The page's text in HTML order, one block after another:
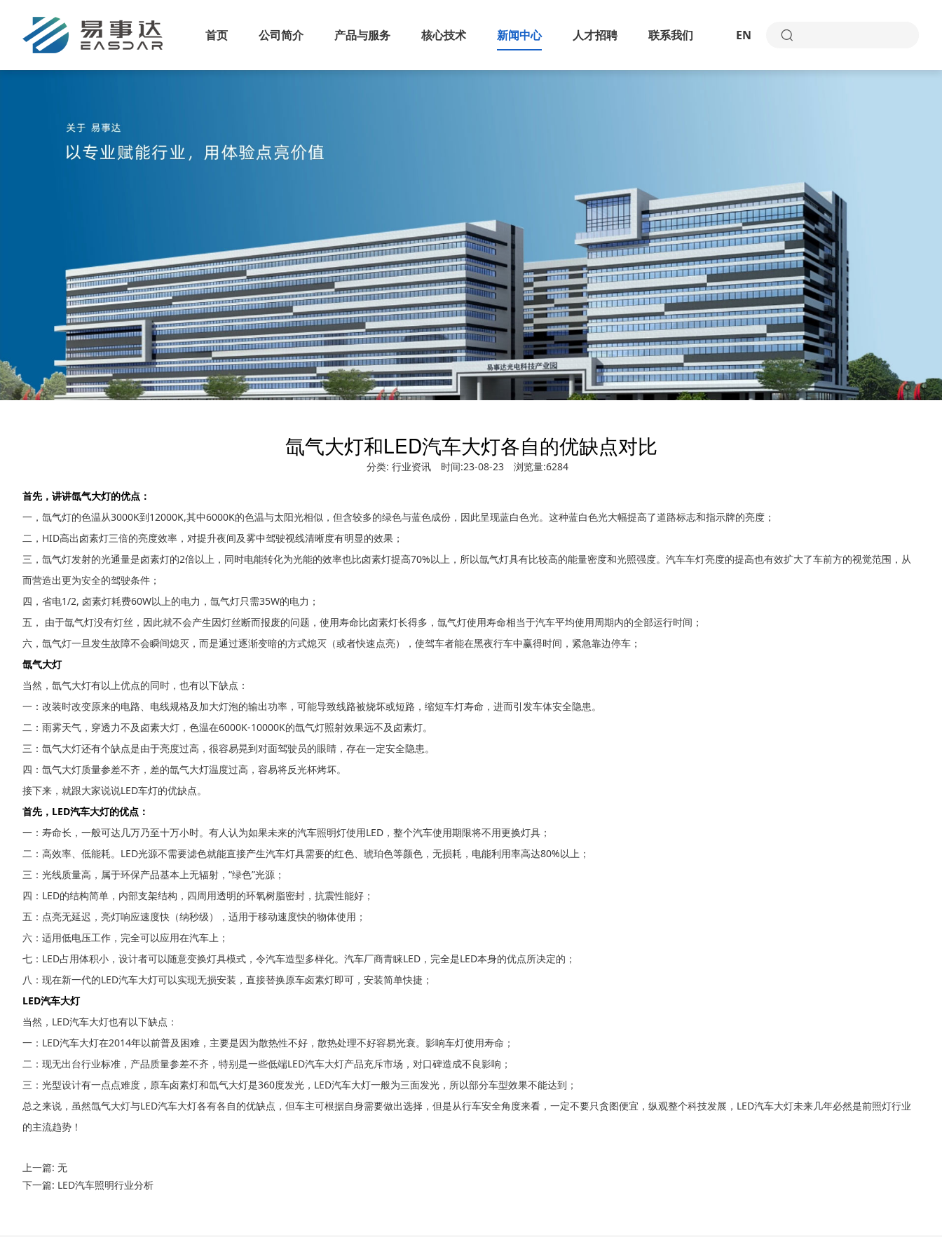
首页 公司简介 产品与服务 核心技术 新闻中心 人才招聘 联系我们 EN
氙气大灯和LED汽车大灯各自的优缺点对比
分类: 行业资讯 时间:23-08-23 浏览量:6284
首先，讲讲氙气大灯的优点：
一，氙气灯的色温从3000K到12000K,其中6000K的色温与太阳光相似，但含较多的绿色与蓝色成份，因此呈现蓝白色光。这种蓝白色光大幅提高了道路标志和指示牌的亮度；
二，HID高出卤素灯三倍的亮度效率，对提升夜间及雾中驾驶视线清晰度有明显的效果；
三，氙气灯发射的光通量是卤素灯的2倍以上，同时电能转化为光能的效率也比卤素灯提高70%以上，所以氙气灯具有比较高的能量密度和光照强度。汽车车灯亮度的提高也有效扩大了车前方的视觉范围，从
而营造出更为安全的驾驶条件；
四，省电1/2, 卤素灯耗费60W以上的电力，氙气灯只需35W的电力；
五， 由于氙气灯没有灯丝，因此就不会产生因灯丝断而报废的问题，使用寿命比卤素灯长得多，氙气灯使用寿命相当于汽车平均使用周期内的全部运行时间；
六，氙气灯一旦发生故障不会瞬间熄灭，而是通过逐渐变暗的方式熄灭（或者快速点亮），使驾车者能在黑夜行车中赢得时间，紧急靠边停车；
氙气大灯
当然，氙气大灯有以上优点的同时，也有以下缺点：
一：改装时改变原来的电路、电线规格及加大灯泡的输出功率，可能导致线路被烧坏或短路，缩短车灯寿命，进而引发车体安全隐患。
二：雨雾天气，穿透力不及卤素大灯，色温在6000K-10000K的氙气灯照射效果远不及卤素灯。
三：氙气大灯还有个缺点是由于亮度过高，很容易晃到对面驾驶员的眼睛，存在一定安全隐患。
四：氙气大灯质量参差不齐，差的氙气大灯温度过高，容易将反光杯烤坏。
接下来，就跟大家说说LED车灯的优缺点。
首先，LED汽车大灯的优点：
一：寿命长，一般可达几万乃至十万小时。有人认为如果未来的汽车照明灯使用LED，整个汽车使用期限将不用更换灯具；
二：高效率、低能耗。LED光源不需要滤色就能直接产生汽车灯具需要的红色、琥珀色等颜色，无损耗，电能利用率高达80%以上；
三：光线质量高，属于环保产品基本上无辐射，“绿色”光源；
四：LED的结构简单，内部支架结构，四周用透明的环氧树脂密封，抗震性能好；
五：点亮无延迟，亮灯响应速度快（纳秒级），适用于移动速度快的物体使用；
六：适用低电压工作，完全可以应用在汽车上；
七：LED占用体积小，设计者可以随意变换灯具模式，令汽车造型多样化。汽车厂商青睐LED，完全是LED本身的优点所决定的；
八：现在新一代的LED汽车大灯可以实现无损安装，直接替换原车卤素灯即可，安装简单快捷；
LED汽车大灯
当然，LED汽车大灯也有以下缺点：
一：LED汽车大灯在2014年以前普及困难，主要是因为散热性不好，散热处理不好容易光衰。影响车灯使用寿命；
二：现无出台行业标准，产品质量参差不齐，特别是一些低端LED汽车大灯产品充斥市场，对口碑造成不良影响；
三：光型设计有一点点难度，原车卤素灯和氙气大灯是360度发光，LED汽车大灯一般为三面发光，所以部分车型效果不能达到；
总之来说，虽然氙气大灯与LED汽车大灯各有各自的优缺点，但车主可根据自身需要做出选择，但是从行车安全角度来看，一定不要只贪图便宜，纵观整个科技发展，LED汽车大灯未来几年必然是前照灯行业
的主流趋势！
上一篇: 无
下一篇: LED汽车照明行业分析